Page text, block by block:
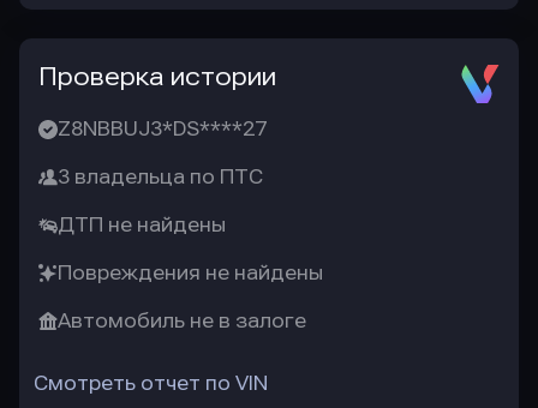
Проверка истории
Z8NBBUJ3*DS****27
3 владельца по ПТС
ДТП не найдены
Повреждения не найдены
Автомобиль не в залоге
Смотреть отчет по VIN